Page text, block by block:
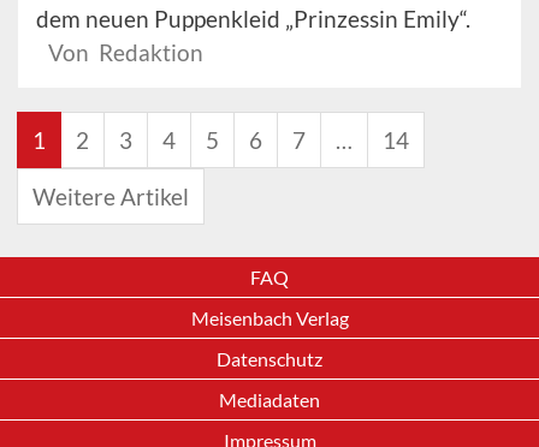
dem neuen Puppenkleid „Prinzessin Emily“.
Von Redaktion
1 2 3 4 5 6 7 … 14
Weitere Artikel
FAQ
Meisenbach Verlag
Datenschutz
Mediadaten
Impressum